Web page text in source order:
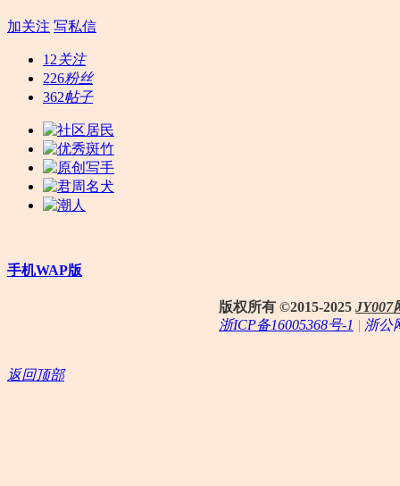
加关注 写私信
12关注
226粉丝
362帖子
手机WAP版
版权所有 ©2015-2025 JY007
浙ICP备16005368号-1 | 浙公
返回顶部